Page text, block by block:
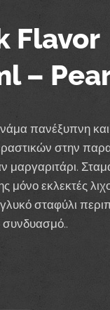
Flavor
–
πανέξυπνη
στην
μαργαριτάρι.
μόνο εκλεκτές
σταφύλι
συνδυασμό..